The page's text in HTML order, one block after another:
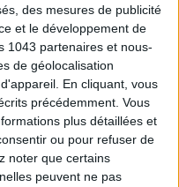
des mesures de publicité
et le développement de
1043 partenaires et nous-
de géolocalisation
En cliquant, vous
précédemment. Vous
plus détaillées et
ou pour refuser de
noter que certains
peuvent ne pas